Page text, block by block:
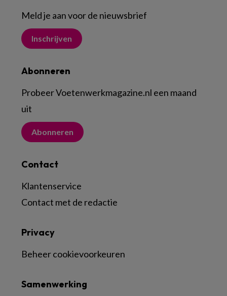
Meld je aan voor de nieuwsbrief
Inschrijven
Abonneren
Probeer Voetenwerkmagazine.nl een maand
uit
Abonneren
Contact
Klantenservice
Contact met de redactie
Samenwerking
Privacy
Beheer cookievoorkeuren